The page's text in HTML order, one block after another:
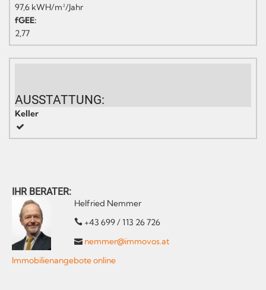
97,6 kWH/m²/Jahr
fGEE:
2,77
AUSSTATTUNG:
Keller
IHR BERATER:
Helfried Nemmer
+43 699 / 113 26 726
nemmer@immovos.at
Immobilienangebote online